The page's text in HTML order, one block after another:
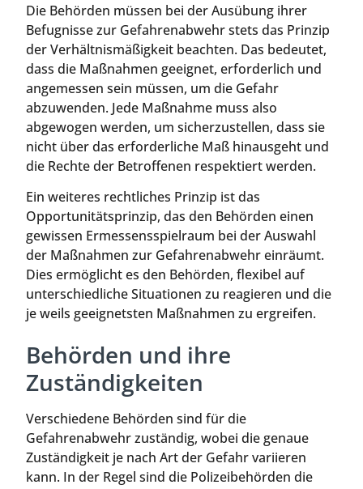
Die Behörden müssen bei der Ausübung ihrer
Befugnisse zur Gefahrenabwehr stets das Prinzip
der Verhältnismäßigkeit beachten. Das bedeutet,
dass die Maßnahmen geeignet, erforderlich und
angemessen sein müssen, um die Gefahr
abzuwenden. Jede Maßnahme muss also
abgewogen werden, um sicherzustellen, dass sie
nicht über das erforderliche Maß hinausgeht und
die Rechte der Betroffenen respektiert werden.
Ein weiteres rechtliches Prinzip ist das
Opportunitätsprinzip, das den Behörden einen
gewissen Ermessensspielraum bei der Auswahl
der Maßnahmen zur Gefahrenabwehr einräumt.
Dies ermöglicht es den Behörden, flexibel auf
unterschiedliche Situationen zu reagieren und die
je weils geeignetsten Maßnahmen zu ergreifen.
Behörden und ihre
Zuständigkeiten
Verschiedene Behörden sind für die
Gefahrenabwehr zuständig, wobei die genaue
Zuständigkeit je nach Art der Gefahr variieren
kann. In der Regel sind die Polizeibehörden die